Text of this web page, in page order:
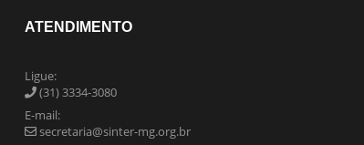
ATENDIMENTO
Ligue:
(31) 3334-3080
E-mail:
secretaria@sinter-mg.org.br